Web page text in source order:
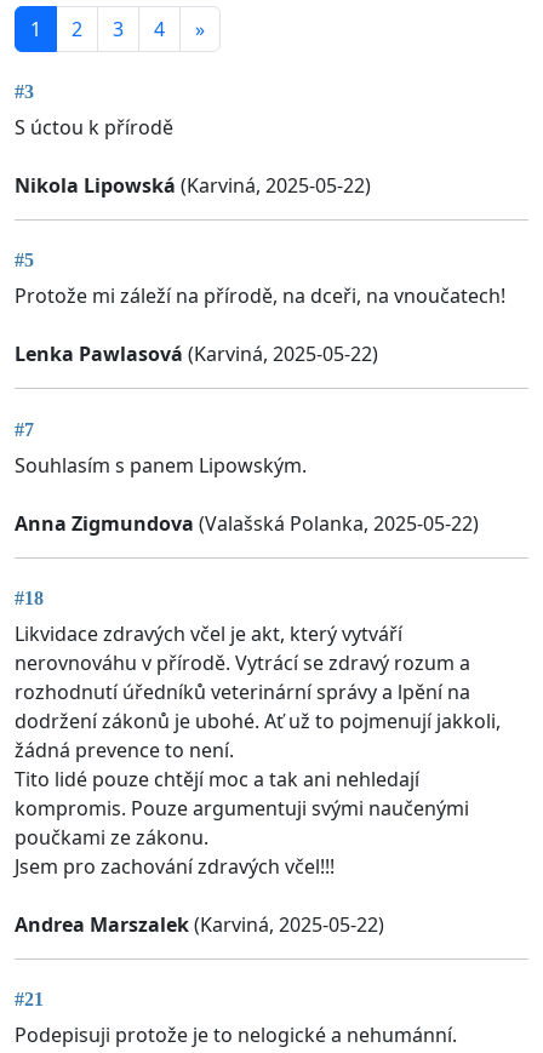
1 2 3 4 »
#3
S úctou k přírodě
Nikola Lipowská (Karviná, 2025-05-22)
#5
Protože mi záleží na přírodě, na dceři, na vnoučatech!
Lenka Pawlasová (Karviná, 2025-05-22)
#7
Souhlasím s panem Lipowským.
Anna Zigmundova (Valašská Polanka, 2025-05-22)
#18
Likvidace zdravých včel je akt, který vytváří
nerovnováhu v přírodě. Vytrácí se zdravý rozum a
rozhodnutí úředníků veterinární správy a lpění na
dodržení zákonů je ubohé. Ať už to pojmenují jakkoli,
žádná prevence to není.
Tito lidé pouze chtějí moc a tak ani nehledají
kompromis. Pouze argumentuji svými naučenými
poučkami ze zákonu.
Jsem pro zachování zdravých včel!!!
Andrea Marszalek(Karviná, 2025-05-22)
#21
Podepisuji protože je to nelogické a nehumánní.